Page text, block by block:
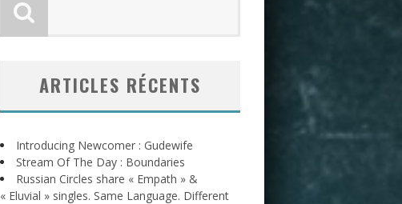
ARTICLES RÉCENTS
Introducing Newcomer : Gudewife
Stream Of The Day : Boundaries
Russian Circles share « Empath » &
« Eluvial » singles. Same Language. Different